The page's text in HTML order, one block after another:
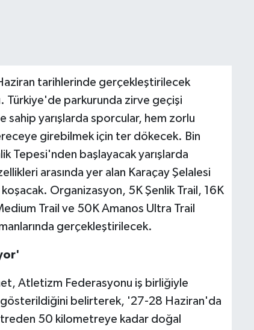
tarihlerinde gerçekleştirilecek
Türkiye'de parkurunda zirve geçişi
yarışlarda sporcular, hem zorlu
girebilmek için ter dökecek. Bin
Tepesi'nden başlayacak yarışlarda
arasında yer alan Karaçay Şelalesi
Organizasyon, 5K Şenlik Trail, 16K
Trail ve 50K Amanos Ultra Trail
gerçekleştirilecek.
Atletizm Federasyonu iş birliğiyle
belirterek, '27-28 Haziran'da
50 kilometreye kadar doğal